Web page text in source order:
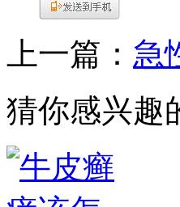
上一篇： 急
猜你感兴趣